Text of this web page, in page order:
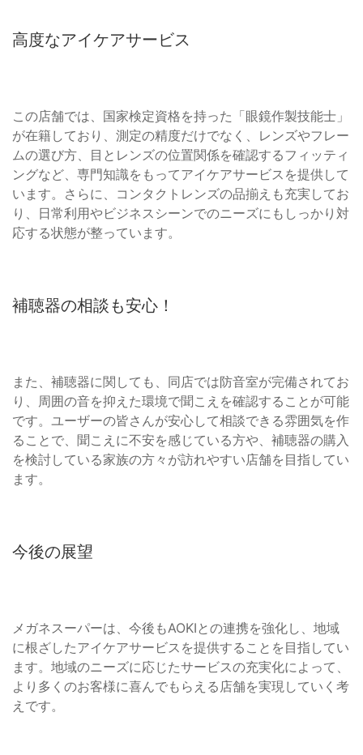
高度なアイケアサービス
この店舗では、国家検定資格を持った「眼鏡作製技能士」
が在籍しており、測定の精度だけでなく、レンズやフレー
ムの選び方、目とレンズの位置関係を確認するフィッティ
ングなど、専門知識をもってアイケアサービスを提供して
います。さらに、コンタクトレンズの品揃えも充実してお
り、日常利用やビジネスシーンでのニーズにもしっかり対
応する状態が整っています。
補聴器の相談も安心！
また、補聴器に関しても、同店では防音室が完備されてお
り、周囲の音を抑えた環境で聞こえを確認することが可能
です。ユーザーの皆さんが安心して相談できる雰囲気を作
ることで、聞こえに不安を感じている方や、補聴器の購入
を検討している家族の方々が訪れやすい店舗を目指してい
ます。
今後の展望
メガネスーパーは、今後もAOKIとの連携を強化し、地域
に根ざしたアイケアサービスを提供することを目指してい
ます。地域のニーズに応じたサービスの充実化によって、
より多くのお客様に喜んでもらえる店舗を実現していく考
えです。